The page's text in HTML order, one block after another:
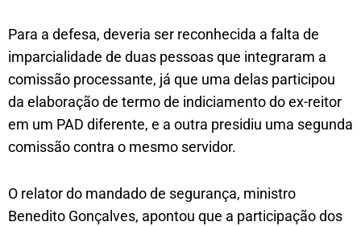
Para a defesa, deveria ser reconhecida a falta de
imparcialidade de duas pessoas que integraram a
comissão processante, já que uma delas participou
da elaboração de termo de indiciamento do ex-reitor
em um PAD diferente, e a outra presidiu uma segunda
comissão contra o mesmo servidor.
O relator do mandado de segurança, ministro
Benedito Gonçalves, apontou que a participação dos